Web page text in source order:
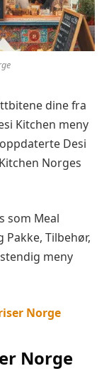
dine fra
Kitchen meny
Desi
Norges
som Meal
Pakke, Tilbehør,
meny
Norge
Norge